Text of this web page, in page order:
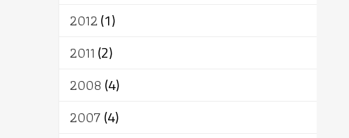
2012(1)
2011 (2)
2008 (4)
2007(4)